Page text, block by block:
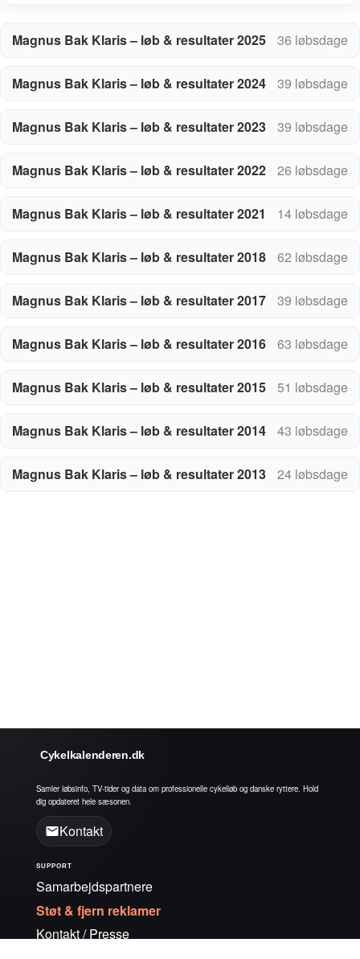
Magnus Bak Klaris – løb & resultater 2025 36 løbsdage
Magnus Bak Klaris – løb & resultater 2024 39 løbsdage
Magnus Bak Klaris – løb & resultater 2023 39 løbsdage
Magnus Bak Klaris – løb & resultater 2022 26 løbsdage
Magnus Bak Klaris – løb & resultater 2021 14 løbsdage
Magnus Bak Klaris – løb & resultater 2018 62 løbsdage
Magnus Bak Klaris – løb & resultater 2017 39 løbsdage
Magnus Bak Klaris – løb & resultater 2016 63 løbsdage
Magnus Bak Klaris – løb & resultater 2015 51 løbsdage
Magnus Bak Klaris – løb & resultater 2014 43 løbsdage
Magnus Bak Klaris – løb & resultater 2013 24 løbsdage
Cykelkalenderen.dk
Samler løbsinfo, TV-tider og data om professionelle cykelløb og danske ryttere. Hold
dig opdateret hele sæsonen.
Kontakt
SUPPORT
Samarbejdspartnere
Støt & fjern reklamer
Kontakt / Presse